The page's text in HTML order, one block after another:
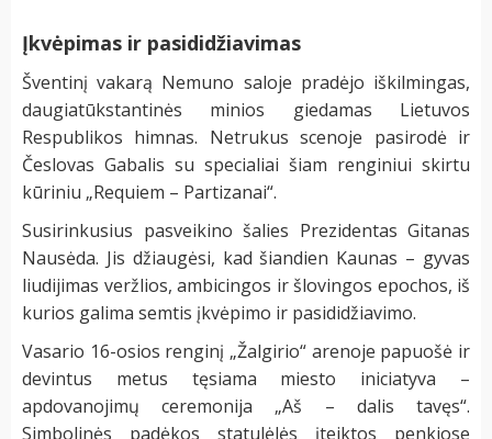
Įkvėpimas ir pasididžiavimas
Šventinį vakarą Nemuno saloje pradėjo iškilmingas,
daugiatūkstantinės minios giedamas Lietuvos
Respublikos himnas. Netrukus scenoje pasirodė ir
Česlovas Gabalis su specialiai šiam renginiui skirtu
kūriniu „Requiem – Partizanai“.
Susirinkusius pasveikino šalies Prezidentas Gitanas
Nausėda. Jis džiaugėsi, kad šiandien Kaunas – gyvas
liudijimas veržlios, ambicingos ir šlovingos epochos, iš
kurios galima semtis įkvėpimo ir pasididžiavimo.
Vasario 16-osios renginį „Žalgirio“ arenoje papuošė ir
devintus metus tęsiama miesto iniciatyva –
apdovanojimų ceremonija „Aš – dalis tavęs“.
Simbolinės padėkos statulėlės įteiktos penkiose